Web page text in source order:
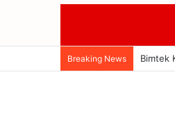
Breaking News Bimtek